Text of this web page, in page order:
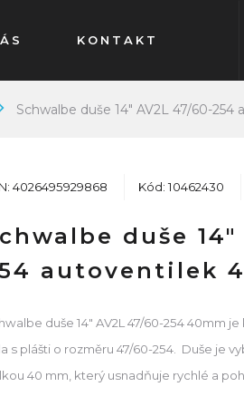
KONTAKT
Schwalbe duše 14" AV2L 47/60-
4026495929868 Kód: 10462430
duše 14"
autoventilek
duše 14" AV2L 47/60-254 40mm
s plášti o rozměru 47/60-254. Duše je
40 mm, který usnadňuje rychlé a